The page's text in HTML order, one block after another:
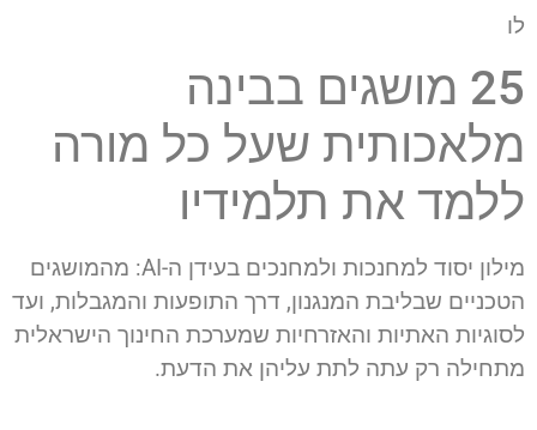
לו
25 מושגים בבינה
מלאכותית שעל כל מורה
ללמד את תלמידיו
מילון יסוד למחנכות ולמחנכים בעידן ה-AI: מהמושגים
הטכניים שבליבת המנגנון, דרך התופעות והמגבלות, ועד
לסוגיות האתיות והאזרחיות שמערכת החינוך הישראלית
מתחילה רק עתה לתת עליהן את הדעת.